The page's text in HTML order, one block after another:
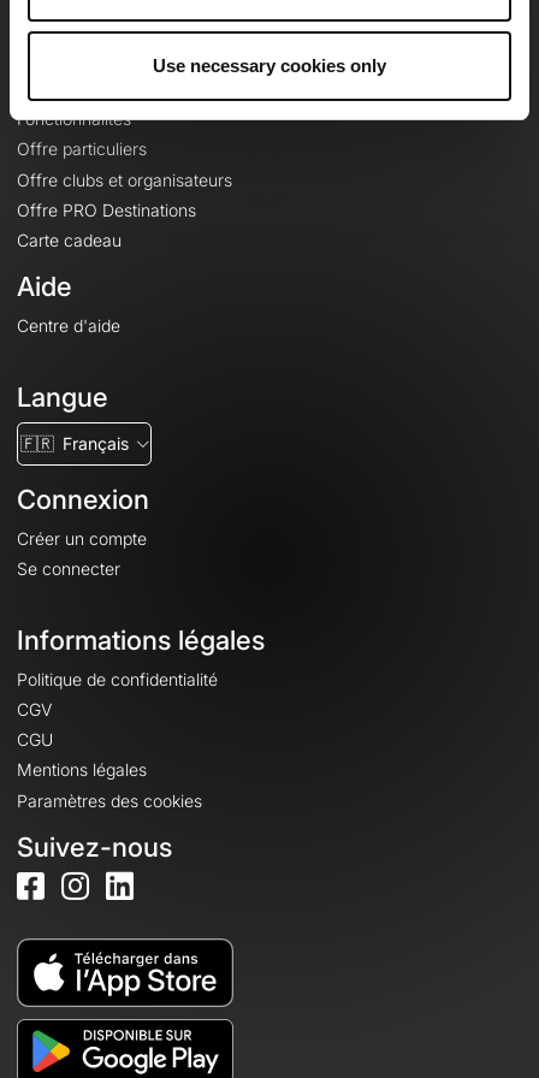
Use necessary cookies only
Fonctionnalités
Offre particuliers
Offre clubs et organisateurs
Offre PRO Destinations
Carte cadeau
Aide
Centre d'aide
Langue
🇫🇷 Français
Connexion
Créer un compte
Se connecter
Informations légales
Politique de confidentialité
CGV
CGU
Mentions légales
Paramètres des cookies
Suivez-nous